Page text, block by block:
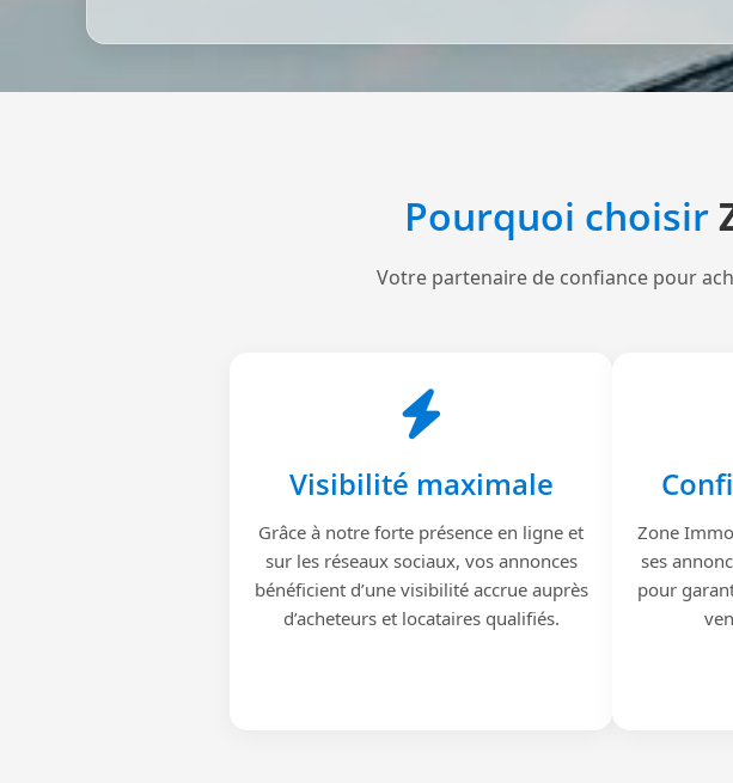
Pourquoi choisir
Votre partenaire de confiance pour
Visibilité maximale
Grâce à notre forte présence en ligne et
sur les réseaux sociaux, vos annonces
bénéficient d’une visibilité accrue auprès
d’acheteurs et locataires qualifiés.
Zone
ses
pour